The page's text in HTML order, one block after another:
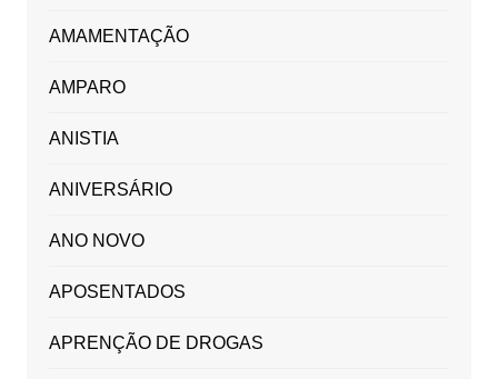
AMAMENTAÇÃO
AMPARO
ANISTIA
ANIVERSÁRIO
ANO NOVO
APOSENTADOS
APRENÇÃO DE DROGAS